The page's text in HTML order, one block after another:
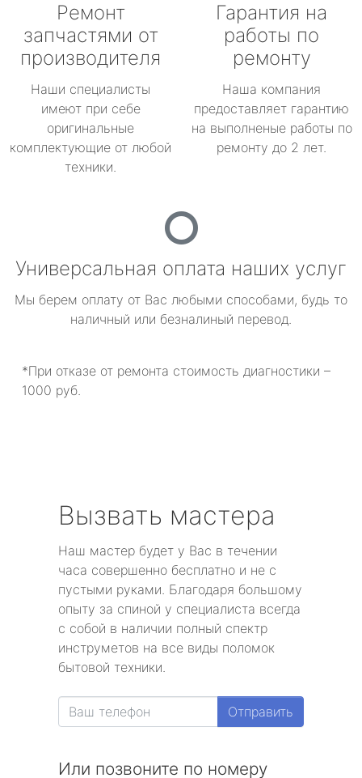
Ремонт
запчастями от
производителя
Наши специалисты
имеют при себе
оригинальные
комплектующие от любой
техники.
Гарантия на
работы по
ремонту
Наша компания
предоставляет гарантию
на выполненые работы по
ремонту до 2 лет.
Универсальная оплата наших услуг
Мы берем оплату от Вас любыми способами, будь то
наличный или безналиный перевод.
*При отказе от ремонта стоимость диагностики –
1000 руб.
Вызвать мастера
Наш мастер будет у Вас в течении
часа совершенно бесплатно и не с
пустыми руками. Благодаря большому
опыту за спиной у специалиста всегда
с собой в наличии полный спектр
инструметов на все виды поломок
бытовой техники.
Отправить
Или позвоните по номеру